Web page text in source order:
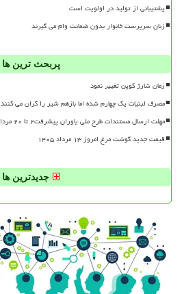
پشتیبانی از تولید در اولویت است
زنان سرپرست خانوار بدون ضمانت وام می گیرند
پربحث ترین ها
زمان شارژ کوپن تغییر نمود
مصرف لبنیات یک چهارم شده اما بازهم شیر را گران می کنند
مهلت ارسال مستندات طرح ملی یاوران پیشرفت۲ تا ۲۰ مرداد تمدید گردید
قیمت جدید گوشت مرغ امروز ۱۳ مرداد ۱۴۰۵
جدیدترین ها